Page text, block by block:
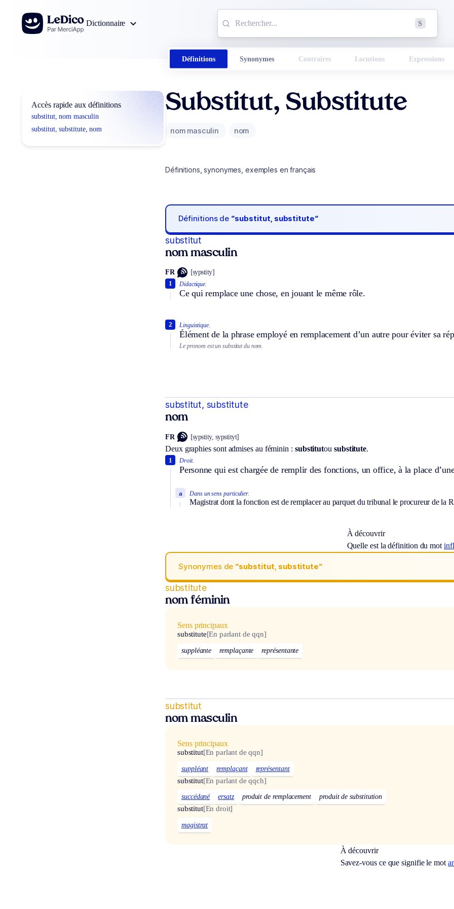
Aller au contenu
Dictionnaire
S
Définitions Synonymes Contraires Locutions Expressions
Accès rapide aux définitions
substitut, nom masculin
substitut, substitute, nom
Substitut, Substitute
nom masculin nom
Définitions, synonymes, exemples en français
Définitions de “substitut, substitute“
substitut
nom masculin
FR [sypstity]
Didactique.
Ce qui remplace une chose, en jouant le même rôle.
1
Linguistique.
Élément de la phrase employé en remplacement d’un autre pour éviter sa
2
Le pronom est un substitut du nom.
substitut, substitute
nom
FR [sypstity, sypstityt]
Deux graphies sont admises au féminin : substitutou substitute.
Droit.
Personne qui est chargée de remplir des fonctions, un office, à la place
1
Dans un sens particulier.
Magistrat dont la fonction est de remplacer au parquet du tribunal le procureur de la
a
À découvrir
Quelle est la définition du mot
Synonymes de “substitut, substitute“
substitute
nom féminin
Sens principaux
substitute[En parlant de qqn]
suppléante remplaçante représentante
substitut
nom masculin
Sens principaux
substitut[En parlant de qqn]
suppléant remplaçant représentant
substitut[En parlant de qqch]
succédané ersatz produit de remplacement produit de substitution
substitut[En droit]
magistrat
À découvrir
Savez-vous ce que signifie le mot